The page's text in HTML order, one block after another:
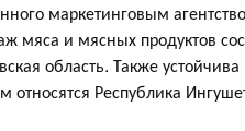
маркетинговым
мяса и мясных продуктов
область. Также
относятся Республика